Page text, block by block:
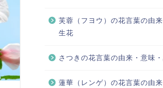
芙蓉（フヨウ）の花言葉の由
生花
さつきの花言葉の由来・意味
蓮華（レンゲ）の花言葉の由